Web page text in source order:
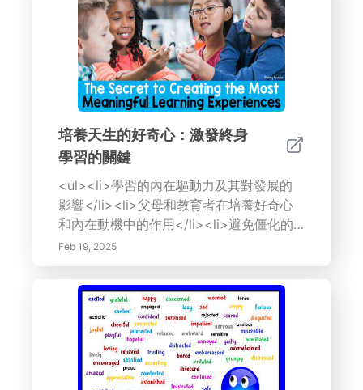
培養天生的好奇心：激發終身
學習的關鍵
<ul><li>學習的內在驅動力及其對發展的
影響</li><li>父母和教育者在培養好奇心
和內在動機中的作用</li><li>避免僵化的
結構並擁抱探究式學習</li><li>創造靈活
的學習環境並促進合作</li><li>玩耍對認
知、情感和社會福祉的重要性</li></ul>
<p><b>關鍵詞：</b> 終身學習，好奇
心，教育，成長型思維，探究式學習，玩
耍，學習環境，育兒，教育者，認知發展，
探索，實驗，現實世界應用，有意義的學習
體驗。</p><p>[可選：在此處包含行動號
Feb 19, 2025